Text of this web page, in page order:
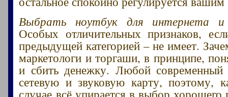
Выбрать ноутбук для интернета и
Особых отличительных признаков,
предыдущей категорией – не имеет.
маркетологи и торгаши, в принципе,
и сбить денежку. Любой современный
сетевую и звуковую карту, поэтому,
случае всё упирается в выбор хорошего